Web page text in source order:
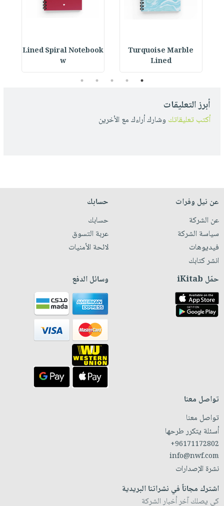
Turquoise Marble
Lined
Lined Spiral Notebook
w
1
2
3
4
5
أبرز التعليقات
أكتب تعليقاتك وشارك أراءك مع الأخرين
عن نيل وفرات
عن الشركة
سياسة الشركة
فيديوهات
انشر كتابك
حسابك
حسابك
عربة التسوق
لائحة الأمنيات
حمّل iKitab وسائل الدفع
تواصل معنا
تواصل معنا
أسئلة يتكرر طرحها
+96171172802
info@nwf.com
نشرة الإصدارات
اشترك مجاناً في نشراتنا البريدية
كي يصلك آخر أخبار الشركة